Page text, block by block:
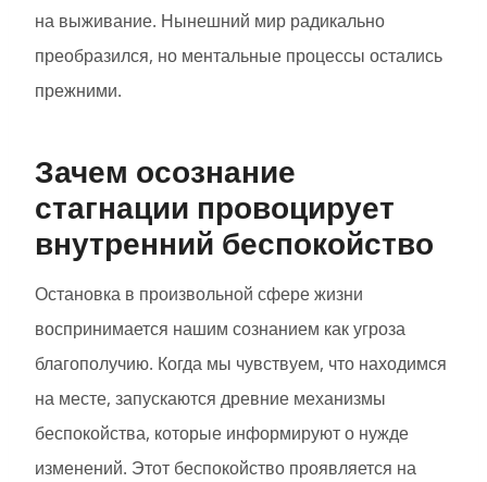
на выживание. Нынешний мир радикально
преобразился, но ментальные процессы остались
прежними.
Зачем осознание
стагнации провоцирует
внутренний беспокойство
Остановка в произвольной сфере жизни
воспринимается нашим сознанием как угроза
благополучию. Когда мы чувствуем, что находимся
на месте, запускаются древние механизмы
беспокойства, которые информируют о нужде
изменений. Этот беспокойство проявляется на